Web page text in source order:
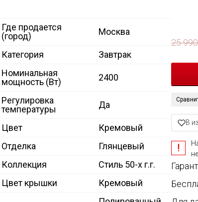
Где продается
(город)
Москва
Категория
Завтрак
Номинальная
мощность (Вт)
2400
Регулировка
температуры
Да
Цвет
Кремовый
Отделка
Глянцевый
Коллекция
Стиль 50-х г.г.
Цвет крышки
Кремовый
25
В